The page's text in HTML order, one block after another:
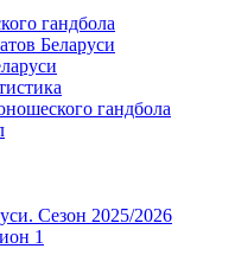
гандбола
Беларуси
гандбола
Сезон 2025/2026
1